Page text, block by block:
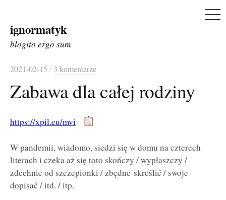
Skip
to
ignormatyk
blogito ergo sum
2021-02-15 / 3 komentarze
Zabawa dla całej rodziny
https://xpil.eu/mvi
W pandemii, wiadomo, siedzi się w domu na czterech
literach i czeka aż się toto skończy / wypłaszczy /
zdechnie od szczepionki / zbędne-skreślić / swoje-
dopisać / itd. / itp.